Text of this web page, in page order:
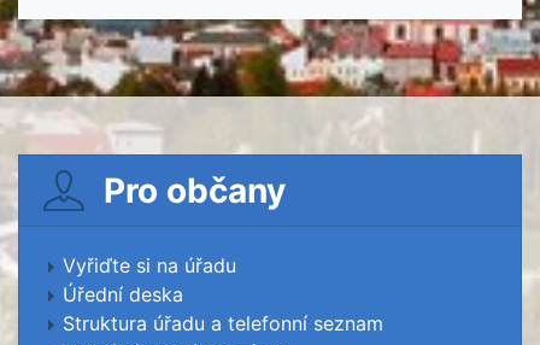
Pro občany
Vyřiďte si na úřadu
Úřední deska
Struktura úřadu a telefonní seznam